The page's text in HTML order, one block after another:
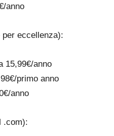
anno
per eccellenza):
15,99€/anno
primo anno
anno
.com):